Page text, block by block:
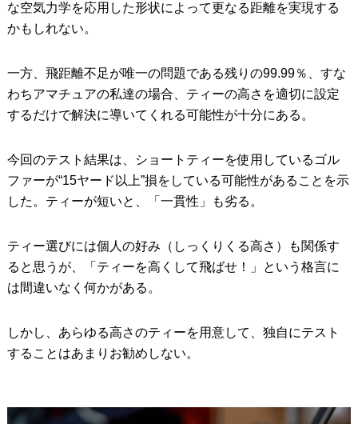
な空気力学を応用した形状によって更なる距離を実現する
かもしれない。
一方、飛距離不足が唯一の問題である残りの99.99％、すな
わちアマチュアの私達の場合、ティーの高さを適切に設定
するだけで解決に導いてくれる可能性が十分にある。
今回のテスト結果は、ショートティーを使用しているゴル
ファーが“15ヤード以上”損をしている可能性があることを示
した。ティーが短いと、「一貫性」も劣る。
ティー選びには個人の好み（しっくりくる高さ）も関係す
ると思うが、「ティーを高くして飛ばせ！」という格言に
は間違いなく何かがある。
しかし、あらゆる高さのティーを用意して、独自にテスト
することはあまりお勧めしない。